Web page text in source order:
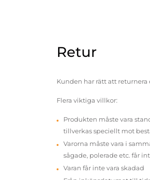
Retur
Kunden har rätt att
Flera viktiga villkor:
Produkten måste vara
tillverkas speciellt mot
Varorna måste vara i
sågade, polerade etc. får
Varan får inte vara skadad